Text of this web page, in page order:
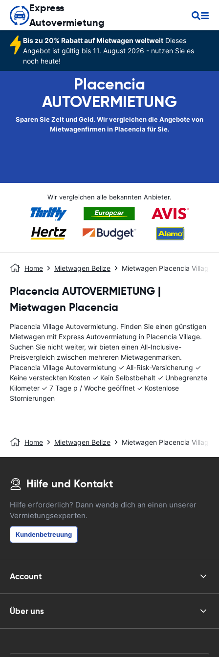
Express
Autovermietung
Bis zu 20% Rabatt auf Mietwagen weltweitDieses
Angebot ist gültig bis 11. August 2026 - nutzen Sie es
noch heute!
Placencia
AUTOVERMIETUNG
Sparen Sie Zeit und Geld. Wir vergleichen die Angebote von
Mietwagenfirmen in Placencia für Sie.
Wir vergleichen alle bekannten Anbieter.
Home Mietwagen Belize Mietwagen Placencia Village
Placencia AUTOVERMIETUNG |
Mietwagen Placencia
Placencia Village Autovermietung. Finden Sie einen günstigen
Mietwagen mit Express Autovermietung in Placencia Village.
Suchen Sie nicht weiter, wir bieten einen All-Inclusive-
Preisvergleich zwischen mehreren Mietwagenmarken.
Placencia Village Autovermietung ✓ All-Risk-Versicherung ✓
Keine versteckten Kosten ✓ Kein Selbstbehalt ✓ Unbegrenzte
Kilometer ✓ 7 Tage p / Woche geöffnet ✓ Kostenlose
Stornierungen
Home Mietwagen Belize Mietwagen Placencia Village
Hilfe und Kontakt
Hilfe erforderlich? Dann wende dich an einen unserer
Vermietungsexperten.
Kundenbetreuung
Account
Über uns